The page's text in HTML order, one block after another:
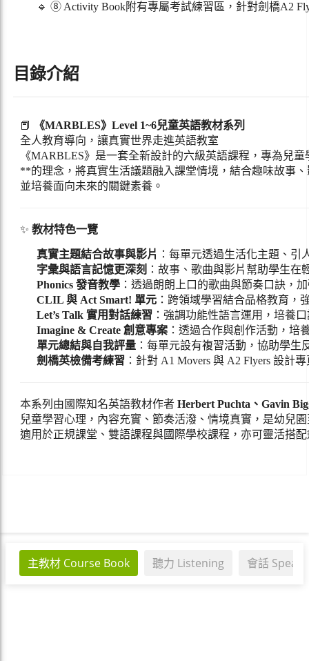
主教材 Course Book 聽力 Listening 會話
🔹 ⑧ Activity Book附有專屬考試練習區，針對劍橋A2
目錄介紹
📕
《MARBLES》Level 1~6兒童英語教材系列
全人教育導向，讓真實世界走進英語教室
《MARBLES》是一套全新設計的六級英語課程，專為兒
**的理念，將真實生活議題融入課堂情境，結合趣味故事
並培養面向未來的關鍵素養。
✨ 教材特色一覽
真實主題結合故事與影片 ：每單元透過生活化主題、
字彙與語言記憶更深刻 ：故事、歌曲與影片幫助學生
Phonics 發音教學 ：透過朗朗上口的歌曲與節奏口訣，
CLIL 與 Act Smart! 單元 ：跨領域學習結合品格教育，
Let’s Talk 實用對話練習 ：強調功能性語言運用，培養
Imagine & Create 創意專案 ：透過合作與創作活動，培
單元總結與自我評量 ：每單元設有複習活動，協助學生
劍橋英檢備考練習 ：針對 A1 Movers 與 A2 Flyers 設計
本系列由國際知名英語教材作者 Herbert Puchta、Gavin
兒童學習心理，內容充實、節奏活潑、情境真實，是幼兒
適用於正規課堂、雙語課程與國際學校課程，亦可靈活搭